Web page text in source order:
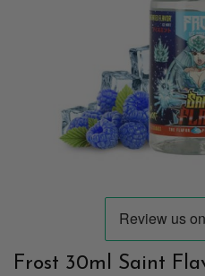
Frost 30ml Saint